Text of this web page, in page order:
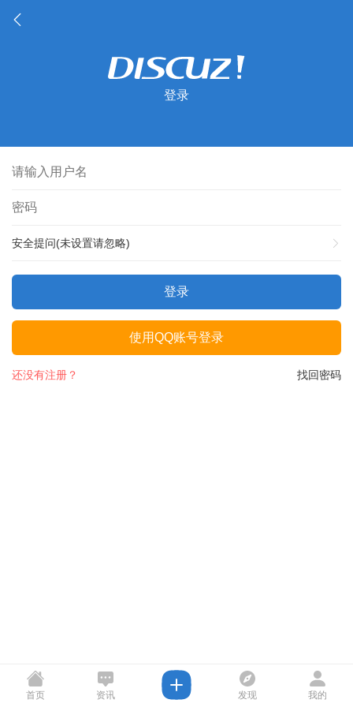
登录
安全提问(未设置请忽略)
登录
使用QQ账号登录
找回密码
还没有注册？
首页 资讯 发现 我的